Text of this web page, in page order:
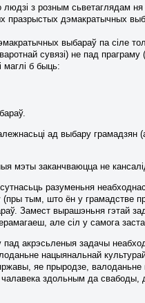
з розным сьветаглядам
дэмакратычных
выбараў па сіле
сувязі) не пад праграму
маглі б быць:
ад выбару грамадзян
мэты заканчваюцца не
разуменьня
(пры тым, што ён у грамадстве
Замест вырашэньня гэтай
але сіл у самога
акрэсьленыя задачы
нацыянальнай
яе прыродзе, валоданьне
здольным да свабоды,